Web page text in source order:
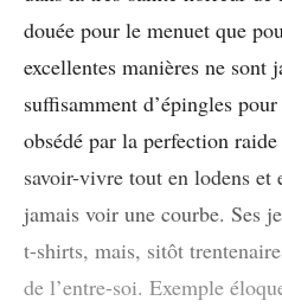
douée pour le menuet que
excellentes manières ne sont
suffisamment d’épingles
obsédé par la perfection
savoir-vivre tout en lodens et
jamais voir une courbe. Ses
t-shirts, mais, sitôt
de l’entre-soi. Exemple